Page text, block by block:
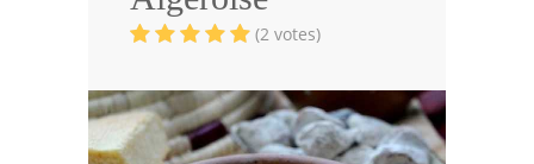
Poissons
Soupes
Pâtisseries
(2 votes)